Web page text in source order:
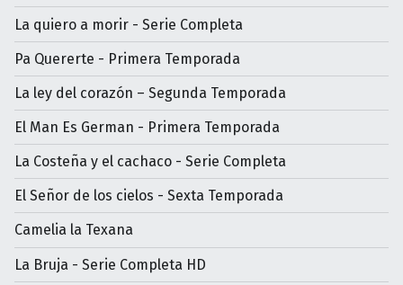
La quiero a morir - Serie Completa
Pa Quererte - Primera Temporada
La ley del corazón – Segunda Temporada
El Man Es German - Primera Temporada
La Costeña y el cachaco - Serie Completa
El Señor de los cielos - Sexta Temporada
Camelia la Texana
La Bruja - Serie Completa HD